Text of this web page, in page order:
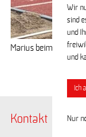
Marius beim Sprung
Kontakt
Wir
sind
und
und
Ich
Nur